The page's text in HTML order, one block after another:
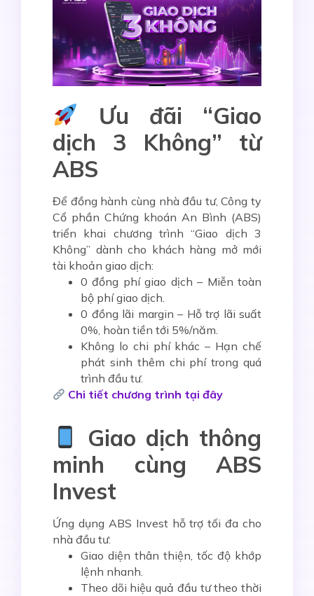
Ưu đãi “Giao
dịch 3 Không” từ
ABS
Để đồng hành cùng nhà đầu tư, Công ty
Cổ phần Chứng khoán An Bình (ABS)
triển khai chương trình“Giao dịch 3
Không” dành cho khách hàng mở mới
tài khoản giao dịch:
0 đồng phí giao dịch – Miễn toàn
bộ phí giao dịch.
0 đồng lãi margin – Hỗ trợ lãi suất
0%, hoàn tiền tới 5%/năm.
Không lo chi phí khác – Hạn chế
phát sinh thêm chi phí trong quá
trình đầu tư.
Chi tiết chương trình tại đây
Giao dịch thông
minh cùng ABS
Invest
Ứng dụng ABS Investhỗ trợ tối đa cho
nhà đầu tư:
Giao diện thân thiện, tốc độ khớp
lệnh nhanh.
Theo dõi hiệu quả đầu tư theo thời